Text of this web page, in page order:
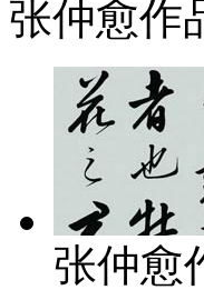
张仲愈作
张仲愈